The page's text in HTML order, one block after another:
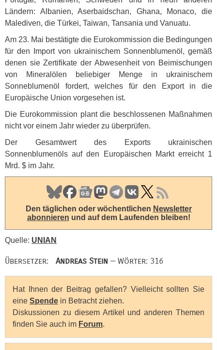
Ländern: Albanien, Aserbaidschan, Ghana, Monaco, die
Malediven, die Türkei, Taiwan, Tansania und Vanuatu.
Am 23. Mai bestätigte die Eurokommission die Bedingungen
für den Import von ukrainischem Sonnenblumenöl, gemäß
denen sie Zertifikate der Abwesenheit von Beimischungen
von Mineralölen beliebiger Menge in ukrainischem
Sonneblumenöl fordert, welches für den Export in die
Europäische Union vorgesehen ist.
Die Eurokommission plant die beschlossenen Maßnahmen
nicht vor einem Jahr wieder zu überprüfen.
Der Gesamtwert des Exports ukrainischen
Sonnenblumenöls auf den Europäischen Markt erreicht 1
Mrd. $ im Jahr.
Den täglichen oder wöchentlichen Newsletter
abonnieren und auf dem Laufenden bleiben!
Quelle: UNIAN
Übersetzer: Andreas Stein — Wörter: 316
Hat Ihnen der Beitrag gefallen? Vielleicht sollten Sie
eine Spende in Betracht ziehen.
Diskussionen zu diesem Artikel und anderen Themen
finden Sie auch im Forum.